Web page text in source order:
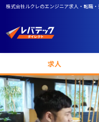
株式会社ルクレのエンジニア求人・転職
求人